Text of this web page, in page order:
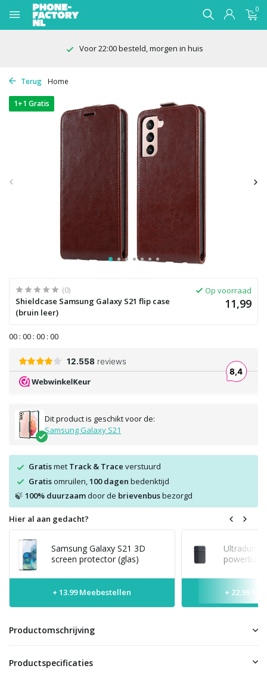
0
Voor 22:00 besteld, morgen in huis
Terug Home
1+1 Gratis
(0)
Shieldcase Samsung Galaxy S21 flip case
(bruin leer)
Op voorraad
11,99
00 : 00 : 00 : 00
Dit product is geschikt voor de:
Samsung Galaxy S21
Gratismet Track & Trace verstuurd
Gratisomruilen, 100 dagen bedenktijd
🍃 100% duurzaamdoor de brievenbusbezorgd
Hier al aan gedacht?
Samsung Galaxy S21 3D
screen protector (glas)
+ 13.99 Meebestellen + 22.99
Productomschrijving
Productspecificaties